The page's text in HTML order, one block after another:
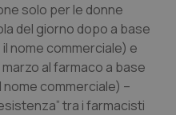
Bolzano
solo per le donne
del giorno dopo a base
nome commerciale) e
al farmaco a base
commerciale) –
tra i farmacisti